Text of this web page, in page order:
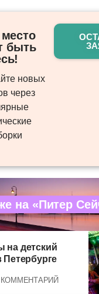
быть
новых
через
на «Питер
на детский
Петербурге